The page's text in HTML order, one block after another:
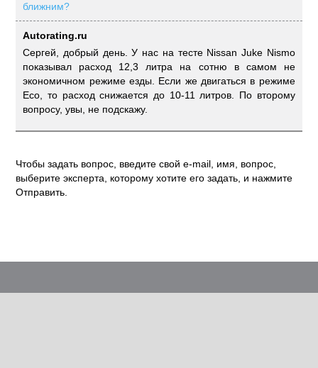
ближним?
Autorating.ru
Сергей, добрый день. У нас на тесте Nissan Juke Nismo
показывал расход 12,3 литра на сотню в самом не
экономичном режиме езды. Если же двигаться в режиме
Eco, то расход снижается до 10-11 литров. По второму
вопросу, увы, не подскажу.
Чтобы задать вопрос, введите свой e-mail, имя, вопрос,
выберите эксперта, которому хотите его задать, и нажмите
Отправить.